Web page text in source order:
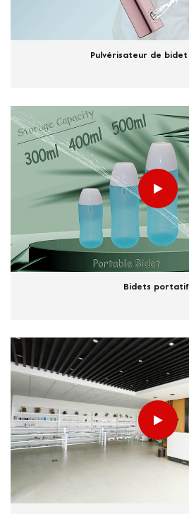
Pulvérisateur de
Bidets